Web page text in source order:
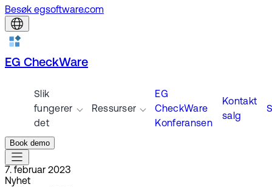
Besøk egsoftware.com
EG CheckWare
Slik
fungerer
det
Ressurser
EG
CheckWare
Konferansen
Kontakt
salg
Book demo
7. februar 2023
Nyhet